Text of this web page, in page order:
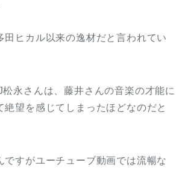
田ヒカル以来の逸材だと言われてい
永さんは、藤井さんの音楽の才能に
絶望を感じてしまったほどなのだと
ですがユーチューブ動画では流暢な